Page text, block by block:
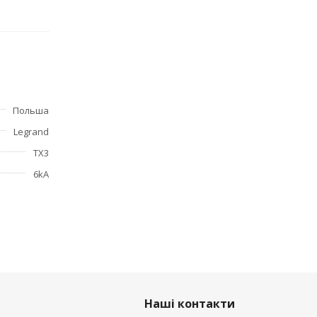
Польша
Legrand
TX3
6kA
Наші контакти